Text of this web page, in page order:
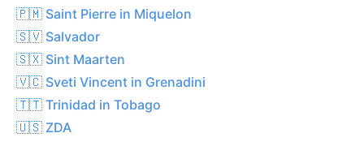
🇵🇲 Saint Pierre in Miquelon
🇸🇻 Salvador
🇸🇽 Sint Maarten
🇻🇨 Sveti Vincent in Grenadini
🇹🇹 Trinidad in Tobago
🇺🇸 ZDA